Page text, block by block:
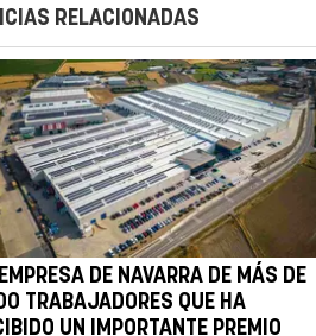
RELACIONADAS
DE NAVARRA DE MÁS DE
TRABAJADORES QUE HA
UN IMPORTANTE PREMIO